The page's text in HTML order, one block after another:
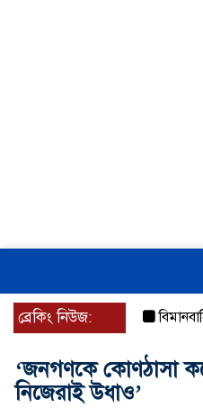
ব্রেকিং নিউজ:
‘জনগণকে কোণঠাসা
নিজেরাই উধাও’